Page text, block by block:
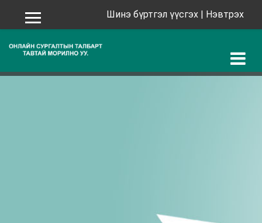
Үндсэн агуулга руу шилжих
Хажуугийн самбар Шинэ бүртгэл үүсгэх | Нэвтрэх